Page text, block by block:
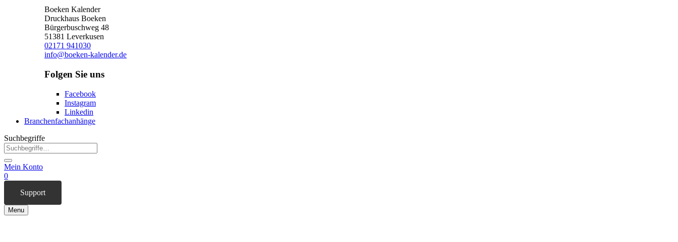
Boeken Kalender
Druckhaus Boeken
Bürgerbuschweg 48
51381 Leverkusen
02171 941030
info@boeken-kalender.de
Folgen Sie uns
Facebook
Instagram
Linkedin
Branchenfachanhänge
Suchbegriffe
Mein Konto
0
Support
Menu